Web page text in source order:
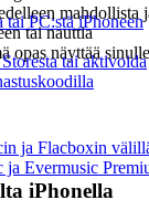
PC:stä iPhoneen
tai aktivoida
ja Flacboxin
Evermusic
mahdollista
tai nauttia
opas näyttää sinulle
iPhonella